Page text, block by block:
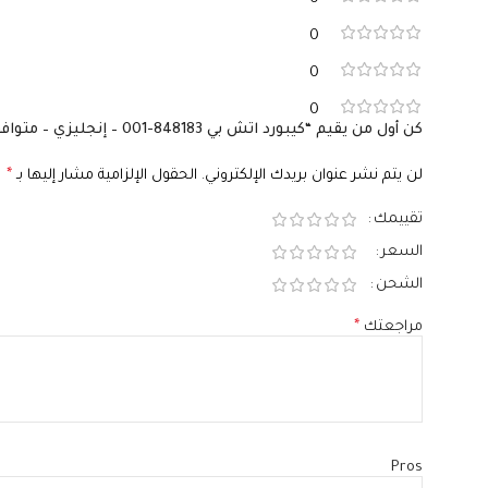
0
0
0
كن أول من يقيم “كيبورد اتش بي 848183-001 – إنجليزي – متوافق مع Pavilion X360 14-bf و14-bs و14-BA و240 و245 و246 G6”
لن يتم نشر عنوان بريدك الإلكتروني. الحقول الإلزامية مشار إليها بـ *
تقييمك
السعر
الشحن
مراجعتك *
Pros